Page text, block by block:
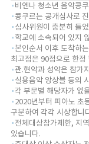
비엔나 청소년 음악콩
콩쿠르는 공개심사로
심사위원이 충분히 들
학교에 소속되어 있지
본인순서 이후 도착하
최고점은 90점으로 한정
관.현악과 성악은 참가
실용음악 앙상블 등의
각 부문별 해당자가 없
2020년부터 피아노 초
구분하여 각각 시상합니
전체대상참가제한, 지
있습니다.